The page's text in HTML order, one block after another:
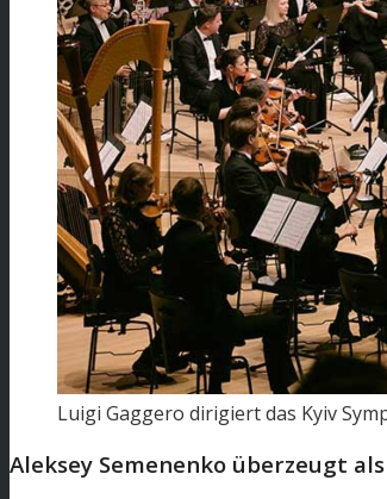
Luigi Gaggero dirigiert das Kyiv
Aleksey Semenenko überzeugt